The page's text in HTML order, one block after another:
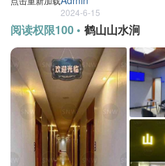
2024-6-15
阅读权限100 • 鹤山山水涧